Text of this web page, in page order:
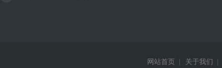
网站首页 关于我们